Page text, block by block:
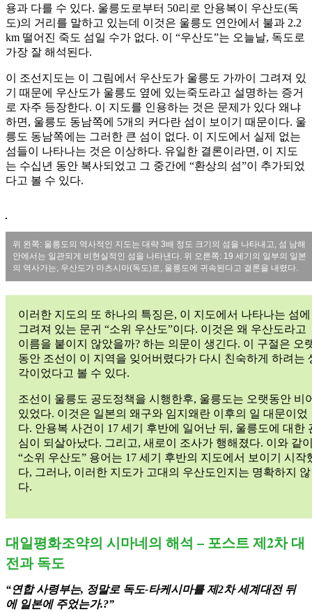
용과 다를 수 있다. 울릉도로부터 50리로 안용복이 우산도(독
도)의 거리를 말하고 있는데 이것은 울릉도 연안에서 불과 2.2
km 떨어진 죽도 섬일 수가 없다. 이 “우산도”는 오늘날, 독도로
가장 잘 해석된다.
이 조선지도는 이 그림에서 우산도가 울릉도 가까이 그려져 있
기 때문에 우산도가 울릉도 옆에 있는죽도라고 설명하는 증거
로 자주 등장한다. 이 지도를 인용하는 것은 문제가 있다 왜냐
하면, 울릉도 동남쪽에 5개의 커다란 섬이 보이기 때문이다. 울
릉도 동남쪽에는 그러한 큰 섬이 없다. 이 지도에서 실제 없는
섬들이 나타나는 것은 이상하다. 유일한 결론이라면, 이 지도
는 수십년 동안 복사되었고 그 중간에 “환상의 섬”이 추가되었
다고 볼 수 있다.
위 왼쪽: 울릉도의 역사적인 지도는 대략 3배 정도 크기의 섬을 나타내고, 섬 남해
안에서는 일관되게 비현실적인 섬을 나타낸다. 위 오른쪽: 19 세기의 일부의 일본
의 역사가는, 우산도가 마츠시마(독도)로, 울릉도에 귀속된다고 결론을 내렸다.
이러한 지도의 또 하나의 특징은, 이 지도에서 나타나는 섬에
그려져 있는 문귀 “소위 우산도”이다. 이것은 왜 우산도라고
이름을 붙이지 않았을까? 하는 의문이 생긴다. 이 구절은 오
동안 조선이 이 지역을 잊어버렸다가 다시 친숙하게 하려는
각이었다고 볼 수 있다.
조선이 울릉도 공도정책을 시행한후, 울릉도는 오랫동안 비
있었다. 이것은 일본의 왜구와 임지왜란 이후의 일 대문이었
다. 안용복 사건이 17 세기 후반에 일어난 뒤, 울릉도에 대한
심이 되살아났다. 그리고, 새로이 조사가 행해졌다. 이와 같
“소위 우산도” 용어는 17 세기 후반의 지도에서 보이기 시작
다, 그러나, 이러한 지도가 고대의 우산도인지는 명확하지 않
다.
대일평화조약의 시마네의 해석 – 포스트 제2차 대
전과 독도
“연합 사령부는, 정말로 독도-타케시마를 제2차 세계대전 뒤
에 일본에 주었는가.?”